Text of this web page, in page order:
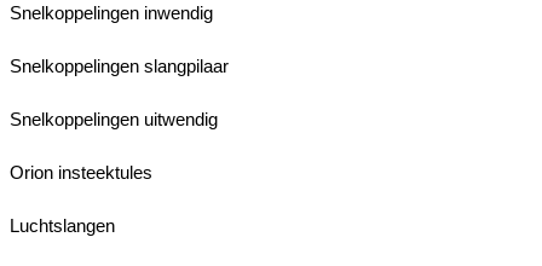
Snelkoppelingen inwendig
Snelkoppelingen slangpilaar
Snelkoppelingen uitwendig
Orion insteektules
Luchtslangen